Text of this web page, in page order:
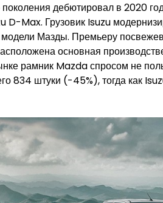
дебютировал в 2020
Max. Грузовик Isuzu
модели Мазды. Премьеру
основная
рамник Mazda спросом не
834 штуки (-45%), тогда как